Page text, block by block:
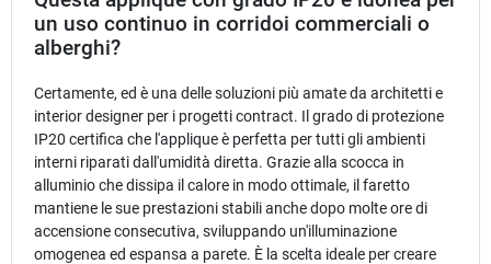
un uso continuo in corridoi commerciali o
alberghi?
Certamente, ed è una delle soluzioni più amate da architetti e
interior designer per i progetti contract. Il grado di protezione
IP20 certifica che l'applique è perfetta per tutti gli ambienti
interni riparati dall'umidità diretta. Grazie alla scocca in
alluminio che dissipa il calore in modo ottimale, il faretto
mantiene le sue prestazioni stabili anche dopo molte ore di
accensione consecutiva, sviluppando un'illuminazione
omogenea ed espansa a parete. È la scelta ideale per creare